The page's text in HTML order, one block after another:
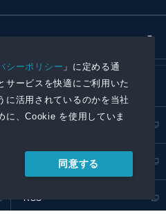
シーポリシー 」に定める通
サービスを快適にご利用いた
に活用されているのかを当社
に、Cookie を使用していま
同意する
プレスリリース取扱基準
RSS